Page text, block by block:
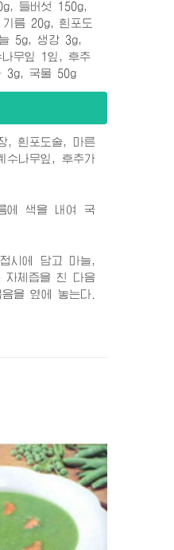
들버섯 150g,
름 20g, 흰포도
5g, 생강 3g,
나무잎 1잎, 후추
3g, 국물 50g
, 흰포도술, 마른
나무잎, 후추가
에 색을 내여 국
시에 담고 마늘,
자체즙을 친 다음
을 옆에 놓는다.